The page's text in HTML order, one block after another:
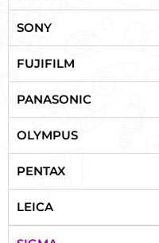
SONY
FUJIFILM
PANASONIC
OLYMPUS
PENTAX
LEICA